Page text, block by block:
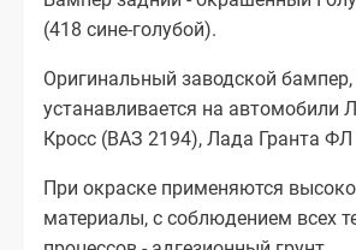
(418 сине-голубой).
Оригинальный заводской бампер,
устанавливается на автомобили
Кросс (ВАЗ 2194), Лада Гранта ФЛ
При окраске применяются
материалы, с соблюдением всех